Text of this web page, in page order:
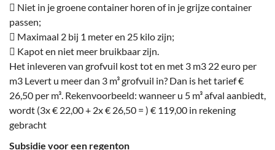
 Niet in je groene container horen of in je grijze container
passen;
 Maximaal 2 bij 1 meter en 25 kilo zijn;
 Kapot en niet meer bruikbaar zijn.
Het inleveren van grofvuil kost tot en met 3 m3 22 euro per
m3 Levert u meer dan 3 m³ grofvuil in? Dan is het tarief €
26,50 per m³. Rekenvoorbeeld: wanneer u 5 m³ afval aanbiedt,
wordt (3x € 22,00 + 2x € 26,50 = ) € 119,00 in rekening
gebracht
Subsidie voor een regenton